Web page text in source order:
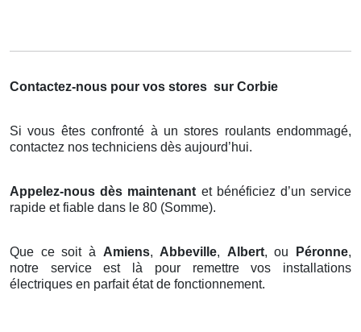
Contactez-nous pour vos stores sur Corbie
Si vous êtes confronté à un stores roulants endommagé,
contactez nos techniciens dès aujourd’hui.
Appelez-nous dès maintenant et bénéficiez d’un service
rapide et fiable dans le 80 (Somme).
Que ce soit à Amiens, Abbeville, Albert, ou Péronne,
notre service est là pour remettre vos installations
électriques en parfait état de fonctionnement.